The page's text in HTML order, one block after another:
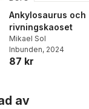
antal röster:
Ankylosaurus och
rivningskaoset
Mikael Sol
Inbunden, 2024
87 kr
av